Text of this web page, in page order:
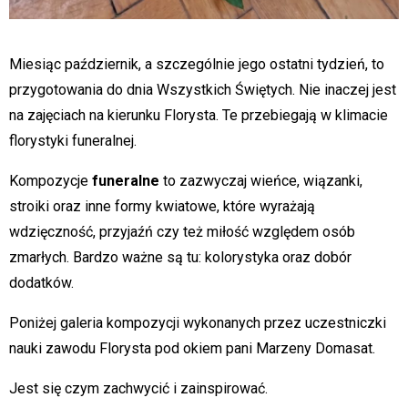
Miesiąc październik, a szczególnie jego ostatni tydzień, to
przygotowania do dnia Wszystkich Świętych. Nie inaczej jest
na zajęciach na kierunku Florysta. Te przebiegają w klimacie
florystyki funeralnej.
Kompozycje funeralne to zazwyczaj wieńce, wiązanki,
stroiki oraz inne formy kwiatowe, które wyrażają
wdzięczność, przyjaźń czy też miłość względem osób
zmarłych. Bardzo ważne są tu: kolorystyka oraz dobór
dodatków.
Poniżej galeria kompozycji wykonanych przez uczestniczki
nauki zawodu Florysta pod okiem pani Marzeny Domasat.
Jest się czym zachwycić i zainspirować.